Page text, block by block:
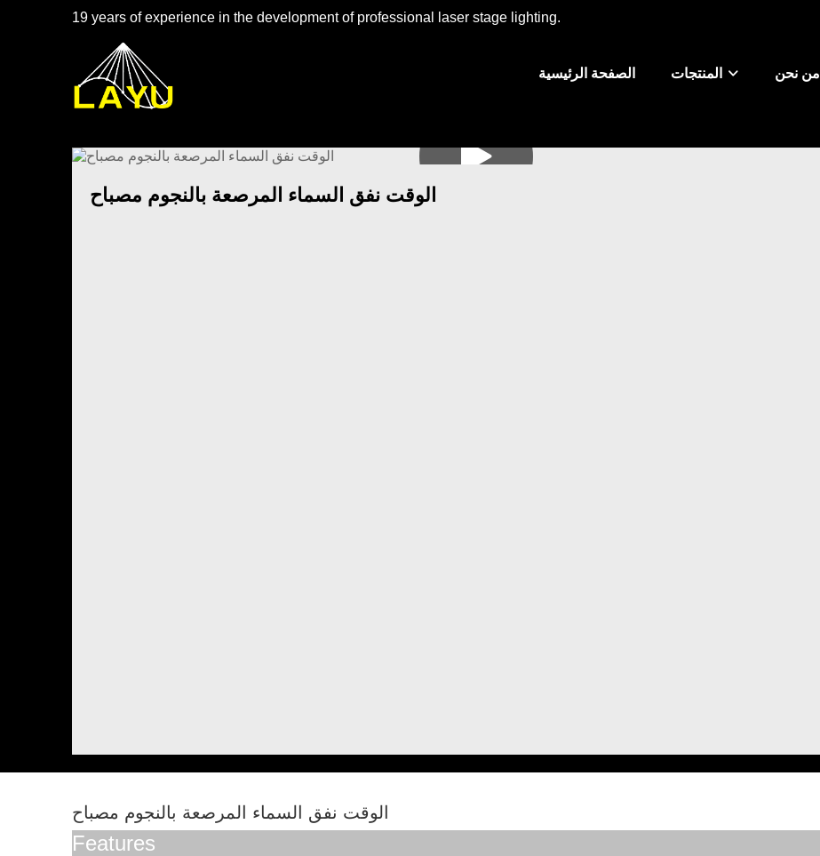
19 years of experience in the development of professional laser stage lighting.
الصفحة الرئيسية المنتجات من نحن
الوقت نفق السماء المرصعة بالنجوم مصباح
الوقت نفق السماء المرصعة بالنجوم مصباح
Features